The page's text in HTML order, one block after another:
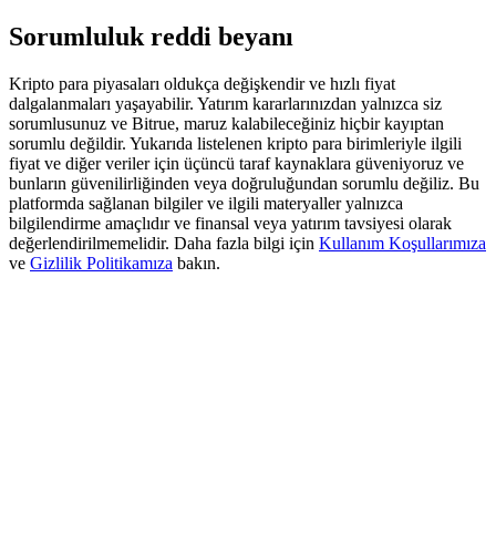
Deposit CASHCAT & Win
Share 500000 CASHCAT prize pool
Exclusive for BitMart Users
Register & Trade to Win 500,000 USDT
Sorumluluk reddi beyanı
Kripto para piyasaları oldukça değişkendir ve hızlı fiyat
dalgalanmaları yaşayabilir. Yatırım kararlarınızdan yalnızca siz
sorumlusunuz ve Bitrue, maruz kalabileceğiniz hiçbir kayıptan
sorumlu değildir. Yukarıda listelenen kripto para birimleriyle ilgili
fiyat ve diğer veriler için üçüncü taraf kaynaklara güveniyoruz ve
bunların güvenilirliğinden veya doğruluğundan sorumlu değiliz. Bu
platformda sağlanan bilgiler ve ilgili materyaller yalnızca
bilgilendirme amaçlıdır ve finansal veya yatırım tavsiyesi olarak
değerlendirilmemelidir. Daha fazla bilgi için Kullanım Koşullarımıza
ve Gizlilik Politikamıza bakın.